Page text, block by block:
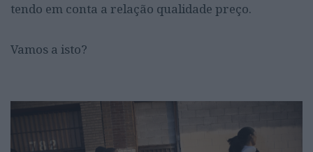
tendo em conta a relação qualidade preço.
Vamos a isto?